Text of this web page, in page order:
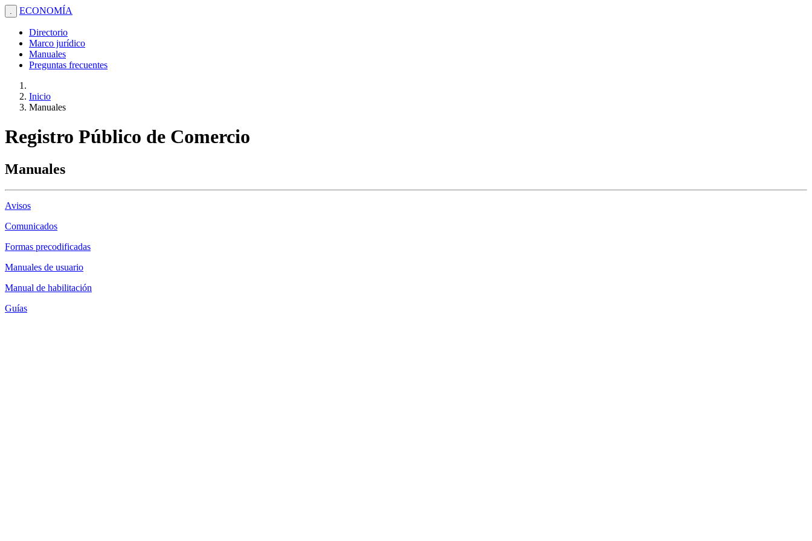
. ECONOMÍA
Directorio
Marco jurídico
Manuales
Preguntas frecuentes
Inicio
Manuales
Registro Público de Comercio
Manuales
Avisos
Comunicados
Formas precodificadas
Manuales de usuario
Manual de habilitación
Guías